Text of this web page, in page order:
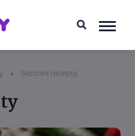
Sezónní recepty